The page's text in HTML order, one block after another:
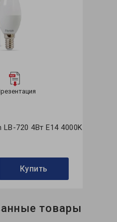
720 4Вт E14 4000K
Купить
товары